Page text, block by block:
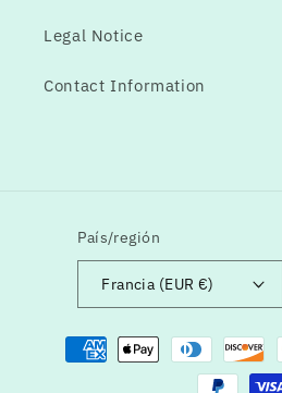
Legal Notice
Contact Information
País/región
Francia (EUR €)
Formas